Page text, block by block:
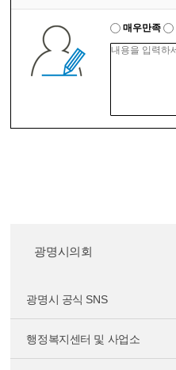
매우만족
광명시의회
광명시 공식 SNS
행정복지센터 및 사업소